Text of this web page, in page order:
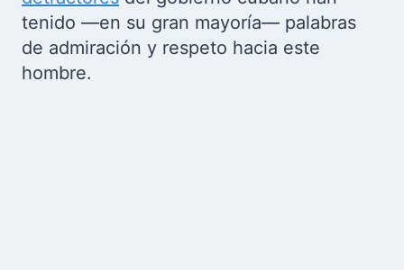
tenido —en su gran mayoría— palabras
de admiración y respeto hacia este
hombre.